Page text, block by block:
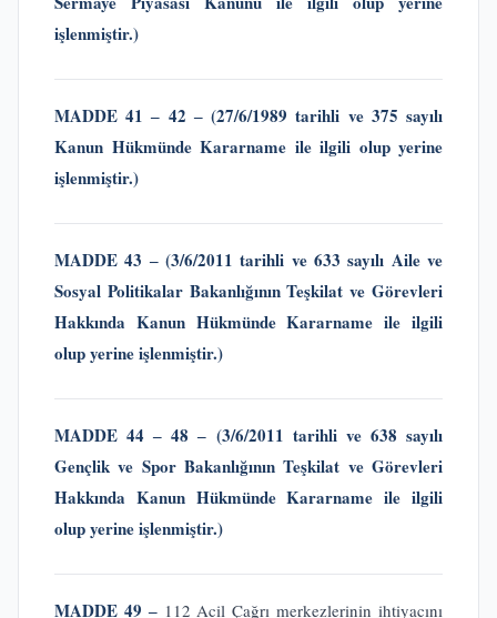
işlenmiştir.)
MADDE 41 ‒ 42 ‒ (27/6/1989 tarihli ve 375 sayılı
Kanun Hükmünde Kararname ile ilgili olup yerine
işlenmiştir.)
MADDE 43 ‒ (3/6/2011 tarihli ve 633 sayılı Aile ve
Sosyal Politikalar Bakanlığının Teşkilat ve Görevleri
Hakkında Kanun Hükmünde Kararname ile ilgili
olup yerine işlenmiştir.)
MADDE 44 ‒ 48 ‒ (3/6/2011 tarihli ve 638 sayılı
Gençlik ve Spor Bakanlığının Teşkilat ve Görevleri
Hakkında Kanun Hükmünde Kararname ile ilgili
olup yerine işlenmiştir.)
MADDE 49 ‒112 Acil Çağrı merkezlerinin ihtiyacını